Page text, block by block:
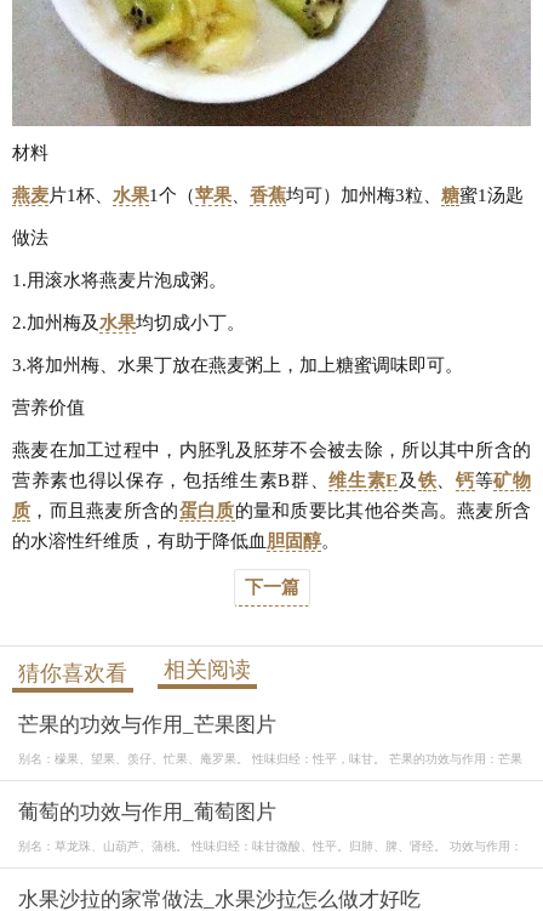
材料
燕麦片1杯、 水果1个（苹果、 香蕉均可）加州梅3粒、 糖蜜1汤匙
做法
1.用滚水将燕麦片泡成粥。
2.加州梅及水果均切成小丁。
3.将加州梅、水果丁放在燕麦粥上，加上糖蜜调味即可。
营养价值
燕麦在加工过程中，内胚乳及胚芽不会被去除，所以其中所含的
营养素也得以保存，包括维生素B群、维生素E及 铁、钙等矿物
质 ，而且燕麦所含的蛋白质的量和质要比其他谷类高。燕麦所含
的水溶性纤维质，有助于降低血 胆固醇。
下一篇
猜你喜欢看 相关阅读
芒果的功效与作用_芒果图片
别名：檬果、望果、羡仔、忙果、庵罗果。 性味归经：性平，味甘。 芒果的功效与作用：芒果
葡萄的功效与作用_葡萄图片
别名：草龙珠、山葫芦、蒲桃。 性味归经：味甘微酸、性平。归肺、脾、肾经。 功效与作用：
水果沙拉的家常做法_水果沙拉怎么做才好吃